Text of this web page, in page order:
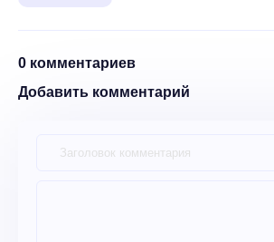
0 комментариев
Добавить комментарий